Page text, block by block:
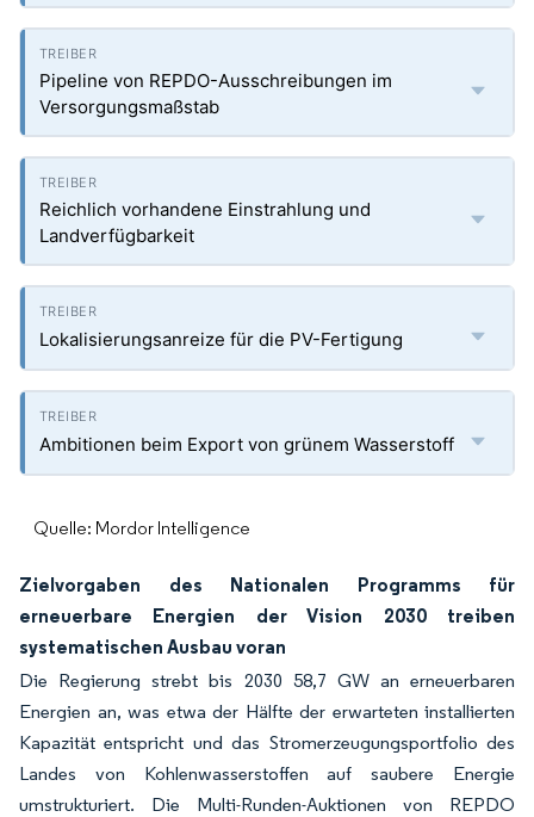
Pipeline von REPDO-Ausschreibungen im
Versorgungsmaßstab
Reichlich vorhandene Einstrahlung und
Landverfügbarkeit
Lokalisierungsanreize für die PV-Fertigung
Ambitionen beim Export von grünem Wasserstoff
Quelle: Mordor Intelligence
Zielvorgaben des Nationalen Programms für
erneuerbare Energien der Vision 2030 treiben
systematischen Ausbau voran
Die Regierung strebt bis 2030 58,7 GW an erneuerbaren
Energien an, was etwa der Hälfte der erwarteten installierten
Kapazität entspricht und das Stromerzeugungsportfolio des
Landes von Kohlenwasserstoffen auf saubere Energie
umstrukturiert. Die Multi-Runden-Auktionen von REPDO